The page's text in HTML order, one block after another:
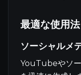
最適な使用法
ソーシャルメ
YouTubeやソー